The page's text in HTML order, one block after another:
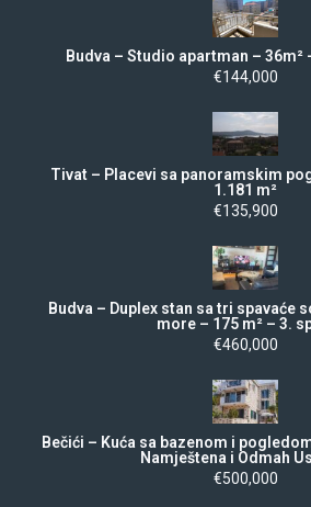
Budva – Studio apartman – 36m²
€144,000
Tivat – Placevi sa panoramskim
1.181 m²
€135,900
Budva – Duplex stan sa tri spavaće
more – 175 m² – 3.
€460,000
Bečići – Kuća sa bazenom i
Namještena i Odmah
€500,000